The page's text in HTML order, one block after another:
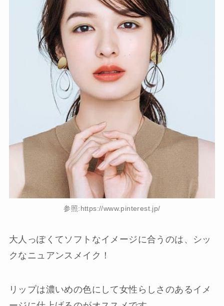
参照:https://www.pinterest.jp/
大人っぽくてソフトなイメージに合うのは、シッ
クなニュアンスメイク！
リップは濃いめの色にして女性らしさのあるイメ